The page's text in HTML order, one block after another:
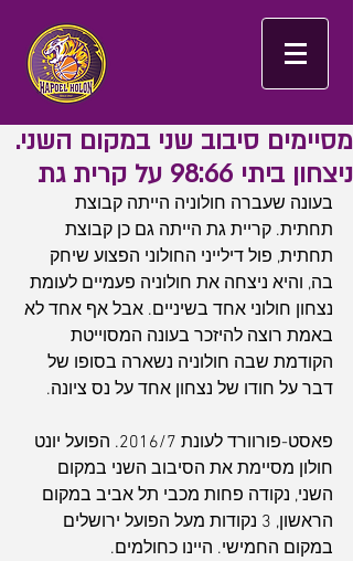
מסיימים סיבוב שני במקום השני.
ניצחון ביתי 98:66 על קרית גת
בעונה שעברה חולוניה הייתה קבוצת
תחתית. קריית גת הייתה גם כן קבוצת
תחתית, פול דילייני החולוני הפצוע שיחק
בה, והיא ניצחה את חולוניה פעמיים לעומת
נצחון חולוני אחד בשיניים. אבל אף אחד לא
באמת רוצה להיזכר בעונה המסוייטת
הקודמת שבה חולוניה נשארה בסופו של
דבר על חודו של נצחון אחד על נס ציונה.
פאסט-פורוורד לעונת 2016/7. הפועל יונט
חולון מסיימת את הסיבוב השני במקום
השני, נקודה פחות מכבי תל אביב במקום
הראשון, 3 נקודות מעל הפועל ירושלים
במקום החמישי. היינו כחולמים.